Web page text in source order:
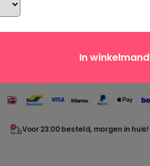
In winkelmand
Voor 23:00 besteld, morgen in huis!